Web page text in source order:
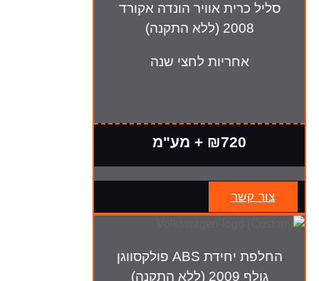
סליל כרית אוויר הונדה אקורד
2008 (ללא התקנה)
אחריות לחצי שנה
₪720 + מע"מ
צור קשר
החלפת יחידת ABS פולקסווגן
גולף 2009 (ללא התקנה)